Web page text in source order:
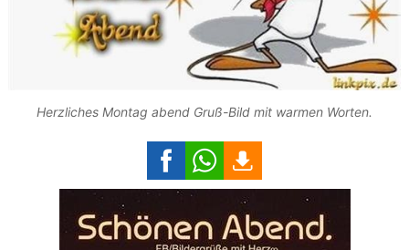
Herzliches Montag abend Gruß-Bild mit warmen Worten.